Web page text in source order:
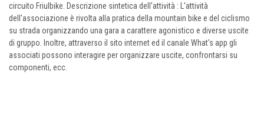
circuito Friulbike. Descrizione sintetica dell'attività : L'attività
dell'associazione è rivolta alla pratica della mountain bike e del ciclismo
su strada organizzando una gara a carattere agonistico e diverse uscite
di gruppo. Inoltre, attraverso il sito internet ed il canale What's app gli
associati possono interagire per organizzare uscite, confrontarsi su
componenti, ecc.